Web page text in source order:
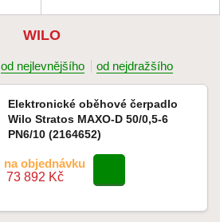
WILO
od nejlevnějšího od nejdražšího
Elektronické oběhové čerpadlo
Wilo Stratos MAXO-D 50/0,5-6
PN6/10 (2164652)
na objednávku
73 892 Kč